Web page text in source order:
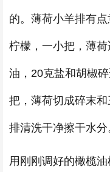
的。薄荷小羊排有
柠檬，一小把，薄
油，20克盐和胡椒
把，薄荷切成碎末
排清洗干净擦干水分
用刚刚调好的橄榄